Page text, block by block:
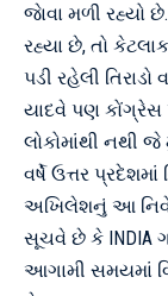
જાેવા મળી રહ્યો
રહ્યા છે, તો
પડી રહેલી
યાદવે પણ
લોકોમાંથી નથી
વર્ષે ઉત્તર
અખિલેશનું આ
સૂચવે છે કે INDIA
આગામી સમયમાં